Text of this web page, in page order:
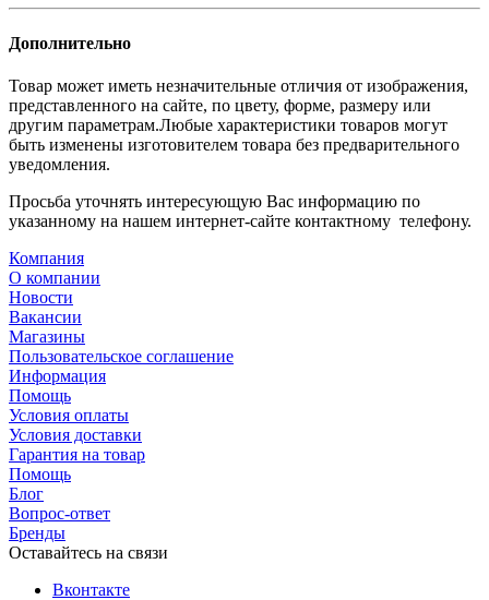
Дополнительно
Товар может иметь незначительные отличия от изображения,
представленного на сайте, по цвету, форме, размеру или
другим параметрам.Любые характеристики товаров могут
быть изменены изготовителем товара без предварительного
уведомления.
Просьба уточнять интересующую Вас информацию по
указанному на нашем интернет-сайте контактному телефону.
Компания
О компании
Новости
Вакансии
Магазины
Пользовательское соглашение
Информация
Помощь
Условия оплаты
Условия доставки
Гарантия на товар
Помощь
Блог
Вопрос-ответ
Бренды
Оставайтесь на связи
Вконтакте